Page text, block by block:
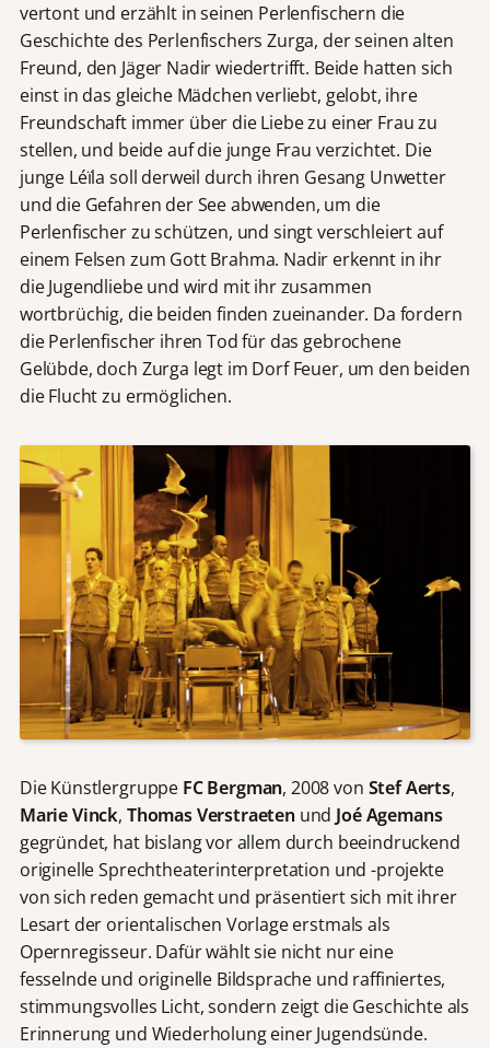
vertont und erzählt in seinen Perlenfischern die
Geschichte des Perlenfischers Zurga, der seinen alten
Freund, den Jäger Nadir wiedertrifft. Beide hatten sich
einst in das gleiche Mädchen verliebt, gelobt, ihre
Freundschaft immer über die Liebe zu einer Frau zu
stellen, und beide auf die junge Frau verzichtet. Die
junge Léïla soll derweil durch ihren Gesang Unwetter
und die Gefahren der See abwenden, um die
Perlenfischer zu schützen, und singt verschleiert auf
einem Felsen zum Gott Brahma. Nadir erkennt in ihr
die Jugendliebe und wird mit ihr zusammen
wortbrüchig, die beiden finden zueinander. Da fordern
die Perlenfischer ihren Tod für das gebrochene
Gelübde, doch Zurga legt im Dorf Feuer, um den beiden
die Flucht zu ermöglichen.
Die Künstlergruppe FC Bergman, 2008 von Stef Aerts,
Marie Vinck, Thomas Verstraetenund Joé Agemans
gegründet, hat bislang vor allem durch beeindruckend
originelle Sprechtheaterinterpretation und -projekte
von sich reden gemacht und präsentiert sich mit ihrer
Lesart der orientalischen Vorlage erstmals als
Opernregisseur. Dafür wählt sie nicht nur eine
fesselnde und originelle Bildsprache und raffiniertes,
stimmungsvolles Licht, sondern zeigt die Geschichte als
Erinnerung und Wiederholung einer Jugendsünde.